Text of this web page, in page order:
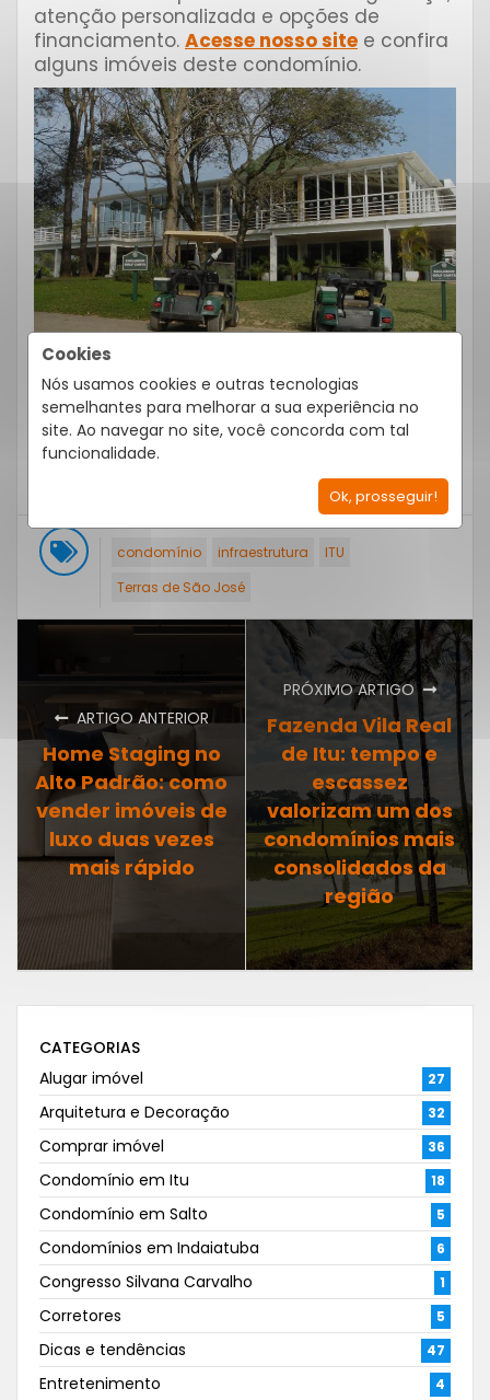
Cookies
Nós usamos cookies e outras tecnologias
semelhantes para melhorar a sua experiência no
site. Ao navegar no site, você concorda com tal
funcionalidade.
Ok, prosseguir!
atenção personalizada e opções de
financiamento. Acesse nosso site e confira
alguns imóveis deste condomínio.
condomínio infraestrutura
ITU
Terras de São José
ARTIGO ANTERIOR
Home Staging no
Alto Padrão: como
vender imóveis de
luxo duas vezes
mais rápido
PRÓXIMO ARTIGO
Fazenda Vila Real
de Itu: tempo e
escassez
valorizam um dos
condomínios mais
consolidados da
região
CATEGORIAS
Alugar imóvel
27
Arquitetura e Decoração 32
Comprar imóvel 36
Condomínio em Itu 18
Condomínio em Salto 5
Condomínios em Indaiatuba 6
Congresso Silvana Carvalho 1
Corretores 5
Dicas e tendências 47
Entretenimento 4